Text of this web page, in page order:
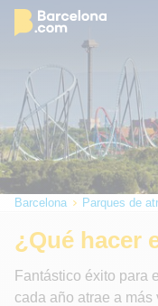
Barcelona Parques de
¿Qué hacer
Fantástico éxito para
cada año atrae a más